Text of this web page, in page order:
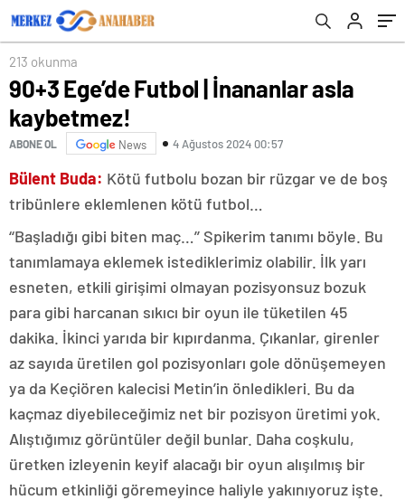
213 okunma
90+3 Ege’de Futbol | İnananlar asla
kaybetmez!
ABONE OL News 4 Ağustos 2024 00:57
Bülent Buda: Kötü futbolu bozan bir rüzgar ve de boş
tribünlere eklemlenen kötü futbol…
‘‘Başladığı gibi biten maç…’’ Spikerim tanımı böyle. Bu
tanımlamaya eklemek istediklerimiz olabilir. İlk yarı
esneten, etkili girişimi olmayan pozisyonsuz bozuk
para gibi harcanan sıkıcı bir oyun ile tüketilen 45
dakika. İkinci yarıda bir kıpırdanma. Çıkanlar, girenler
az sayıda üretilen gol pozisyonları gole dönüşemeyen
ya da Keçiören kalecisi Metin’in önledikleri. Bu da
kaçmaz diyebileceğimiz net bir pozisyon üretimi yok.
Alıştığımız görüntüler değil bunlar. Daha coşkulu,
üretken izleyenin keyif alacağı bir oyun alışılmış bir
hücum etkinliği göremeyince haliyle yakınıyoruz işte.